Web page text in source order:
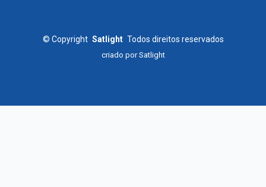
© Copyright Satlight Todos direitos reservados
criado porSatlight